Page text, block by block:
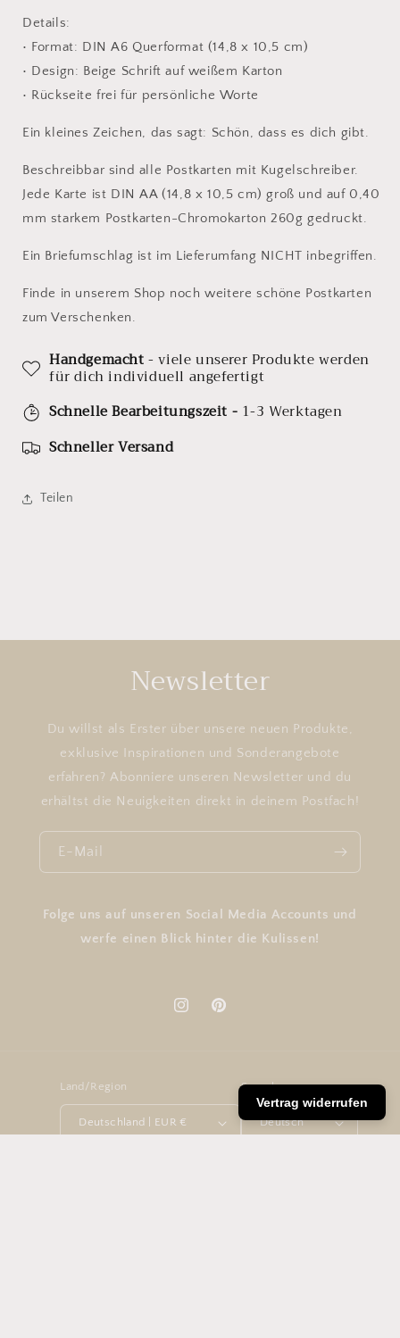
Details:
• Format: DIN A6 Querformat (14,8 x 10,5 cm)
• Design: Beige Schrift auf weißem Karton
• Rückseite frei für persönliche Worte
Ein kleines Zeichen, das sagt: Schön, dass es dich gibt.
Beschreibbar sind alle Postkarten mit Kugelschreiber.
Jede Karte ist DIN AA (14,8 x 10,5 cm) groß und auf 0,40
mm starkem Postkarten-Chromokarton 260g gedruckt.
Ein Briefumschlag ist im Lieferumfang NICHT inbegriffen.
Finde in unserem Shop noch weitere schöne Postkarten
zum Verschenken.
Handgemacht- viele unserer Produkte werden
für dich individuell angefertigt
Schnelle Bearbeitungszeit - 1-3 Werktagen
Schneller Versand
Teilen
Newsletter
Du willst als Erster über unsere neuen Produkte,
exklusive Inspirationen und Sonderangebote
erfahren? Abonniere unseren Newsletter und du
erhältst die Neuigkeiten direkt in deinem Postfach!
E-Mail
Folge uns auf unseren Social Media Accounts und
werfe einen Blick hinter die Kulissen!
InstagramPinterest
Land/Region
Deutschland | EUR €
Sprache
Deutsch
Vertrag widerrufen